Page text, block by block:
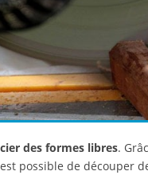
des formes libres.
possible de découper